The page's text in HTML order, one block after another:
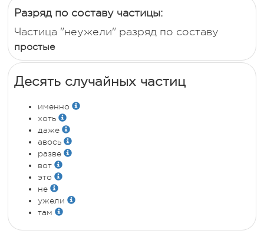
Разряд по составу частицы:
Частица "неужели" разряд по составу
простые
Десять случайных частиц
именно
хоть
даже
авось
разве
вот
это
не
ужели
там